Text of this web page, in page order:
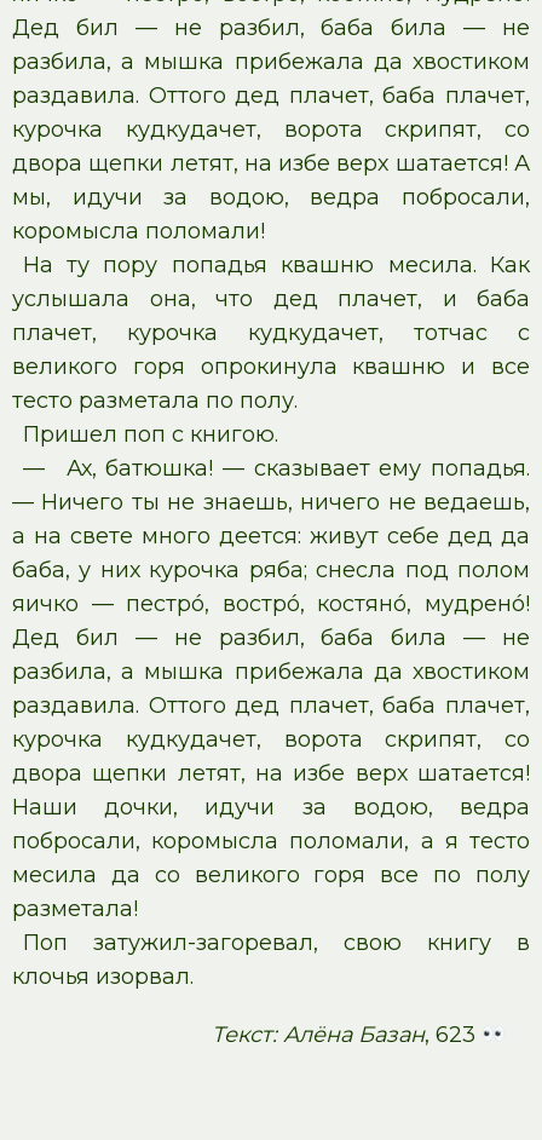
Дед бил — не разбил, баба била — не
разбила, а мышка прибежала да хвостиком
раздавила. Оттого дед плачет, баба плачет,
курочка кудкудачет, ворота скрипят, со
двора щепки летят, на избе верх шатается! А
мы, идучи за водою, ведра побросали,
коромысла поломали!
На ту пору попадья квашню месила. Как
услышала она, что дед плачет, и баба
плачет, курочка кудкудачет, тотчас с
великого горя опрокинула квашню и все
тесто разметала по полу.
Пришел поп с книгою.
— Ах, батюшка! — сказывает ему попадья.
— Ничего ты не знаешь, ничего не ведаешь,
а на свете много деется: живут себе дед да
баба, у них курочка ряба; снесла под полом
яичко — пестрó, вострó, костянó, мудренó!
Дед бил — не разбил, баба била — не
разбила, а мышка прибежала да хвостиком
раздавила. Оттого дед плачет, баба плачет,
курочка кудкудачет, ворота скрипят, со
двора щепки летят, на избе верх шатается!
Наши дочки, идучи за водою, ведра
побросали, коромысла поломали, а я тесто
месила да со великого горя все по полу
разметала!
Поп затужил-загоревал, свою книгу в
клочья изорвал.
Текст: Алёна Базан, 623